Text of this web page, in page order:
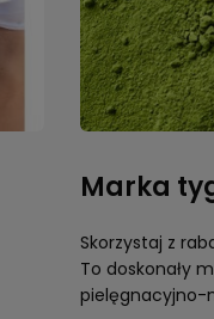
Marka
Skorzystaj z
To doskonały
pielęgnacyjno-